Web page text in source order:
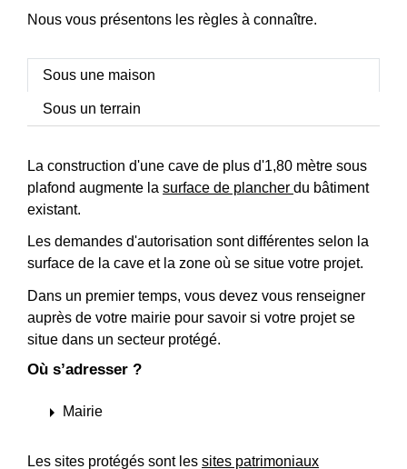
Nous vous présentons les règles à connaître.
Sous une maison
Sous un terrain
La construction d'une cave de plus d'1,80 mètre sous
plafond augmente la surface de plancher du bâtiment
existant.
Les demandes d'autorisation sont différentes selon la
surface de la cave et la zone où se situe votre projet.
Dans un premier temps, vous devez vous renseigner
auprès de votre mairie pour savoir si votre projet se
situe dans un secteur protégé.
Où s’adresser ?
arrow_right Mairie
Les sites protégés sont les sites patrimoniaux